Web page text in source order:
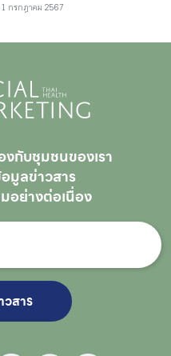
1 กรกฎาคม 2567
กับชุมชนของเรา
มูลข่าวสาร
อย่างต่อเนื่อง
สาร